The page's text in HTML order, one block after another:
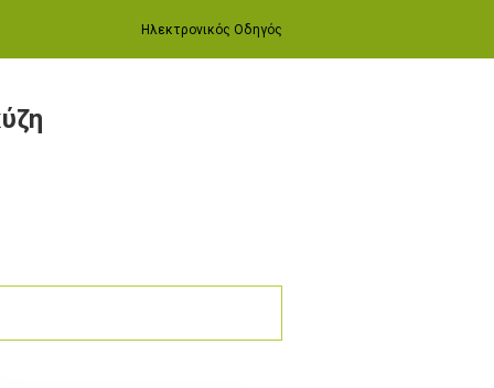
Ηλεκτρονικός Οδηγός